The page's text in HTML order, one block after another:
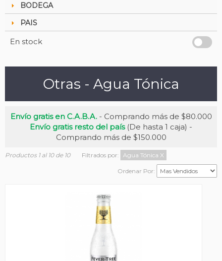
BODEGA
PAIS
En stock
Otras - Agua Tónica
Envío gratis en C.A.B.A.- Comprando más de $80.000
Envío gratis resto del país(De hasta 1 caja) -
Comprando más de $150.000
Productos 1 al 10 de 10 Filtrados por: Agua Tónica X
Ordenar Por: